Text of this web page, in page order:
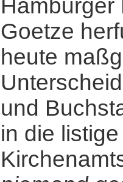
Hamburger
Goetze
heute
und
in die